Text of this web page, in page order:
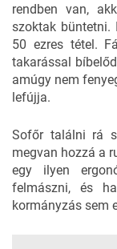
rendben van,
szoktak büntetni.
50 ezres tétel.
takarással
amúgy nem
lefújja.
Sofőr találni rá
megvan hozzá a
egy ilyen
felmászni, és
kormányzás sem